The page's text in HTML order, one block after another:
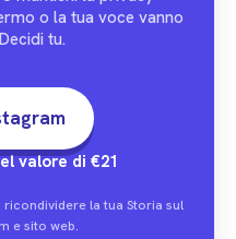
o la tua voce vanno
tu.
valore di €21
la tua Storia sul
e sito web.